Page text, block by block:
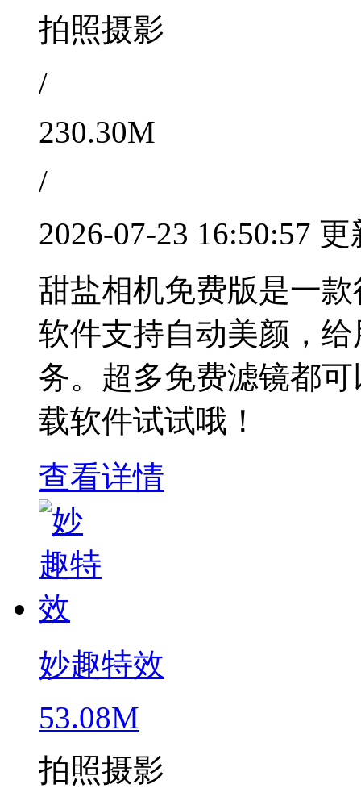
拍照摄影
/
230.30M
/
2026-07-23 16:50:57 更
甜盐相机免费版是一
软件支持自动美颜，
务。超多免费滤镜都
载软件试试哦！
查看详情
妙趣特效
53.08M
拍照摄影